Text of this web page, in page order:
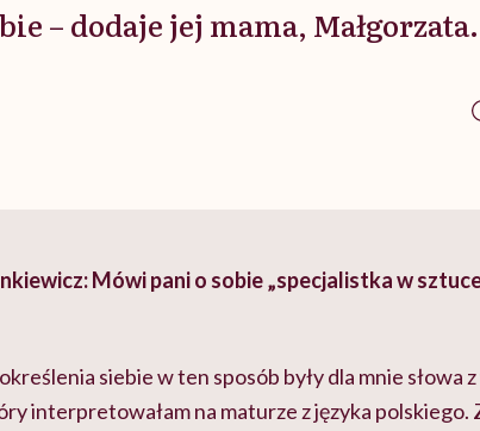
– dodaje jej mama, Małgorzata.
Mówi pani o sobie „specjalistka w
siebie w ten sposób były dla mnie słowa
interpretowałam na maturze z języka polskiego.